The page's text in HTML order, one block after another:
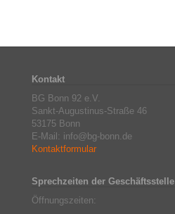
Kontakt
BG Bonn 92 e.V.
Sankt-Augustinus-Straße 46
53175 Bonn
E-Mail: info@bg-bonn.de
Kontaktformular
Sprechzeiten der Geschäftsstelle
Öffnungszeiten: